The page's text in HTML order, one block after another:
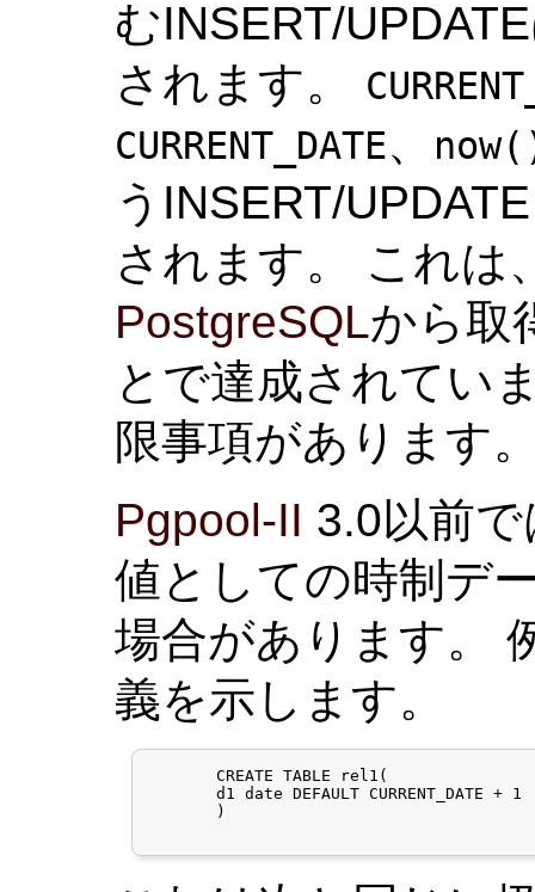
むINSERT/
されます。
CURRENT_DATE、
うINSERT/
されます。 これは
PostgreSQLから取
とで達成されてい
限事項があります
Pgpool-II 3.0以前
値としての時制デ
場合があります。
義を示します。
       CREATE TABLE rel1(
       d1 date DEFAULT CURRENT_DATE + 1
       )